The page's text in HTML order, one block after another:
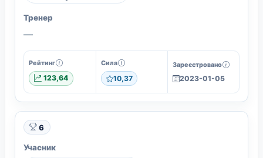
Тренер
—
Рейтинг
123,64
Сила
10,37
Зареєстровано
2023-01-05
6
Учасник